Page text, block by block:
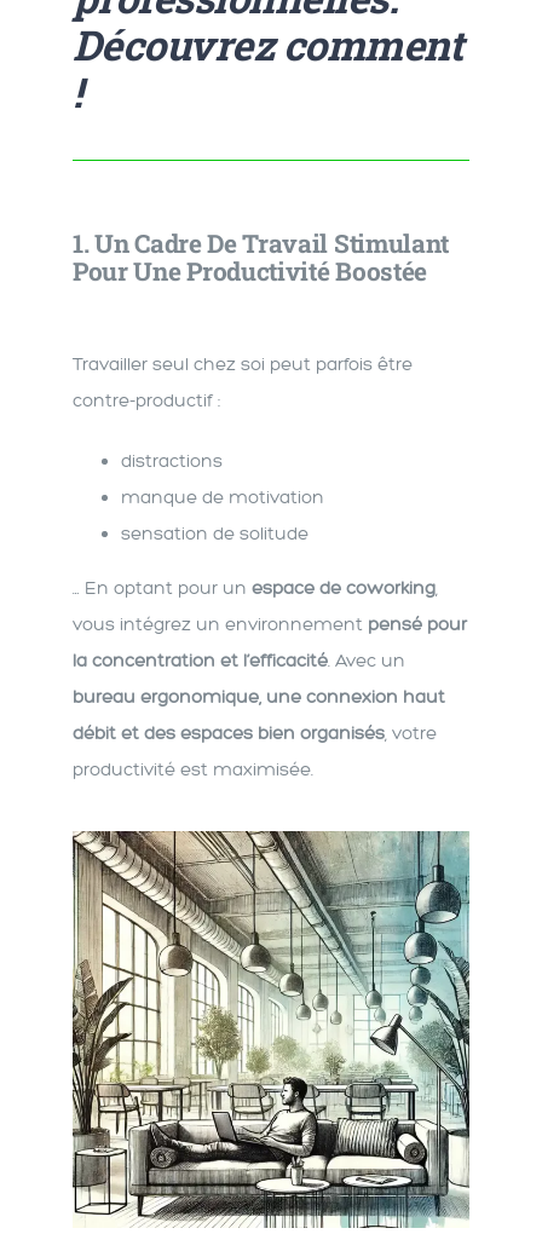
Découvrez comment
!
1.Un Cadre De Travail Stimulant
Pour Une Productivité Boostée
Travailler seul chez soi peut parfois être
contre-productif :
distractions
manque de motivation
sensation de solitude
… En optant pour un espace de coworking
vous intégrez un environnement pensé pour
la concentration et l’efficacité . Avec un
bureau ergonomique, une connexion haut
débit et des espaces bien organisés , votre
productivité est maximisée.